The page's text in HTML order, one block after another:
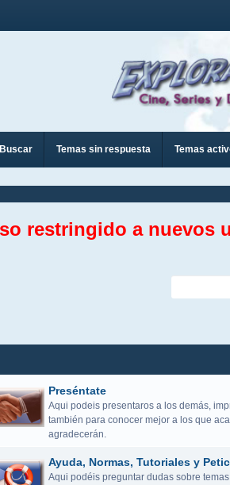
Buscar Temas sin respuesta Temas
restringido a nuevos
Preséntate
Aqui podeis presentaros a los demás,
también para conocer mejor a los que
agradecerán.
Ayuda, Normas, Tutoriales y
Aqui podéis preguntar dudas sobre